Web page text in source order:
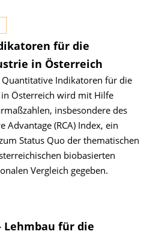
für die
in Österreich
Quantitative Indikatoren für die
Österreich wird mit Hilfe
insbesondere des
Advantage (RCA) Index, ein
Status Quo der thematischen
biobasierten
Vergleich gegeben.
Lehmbau für die